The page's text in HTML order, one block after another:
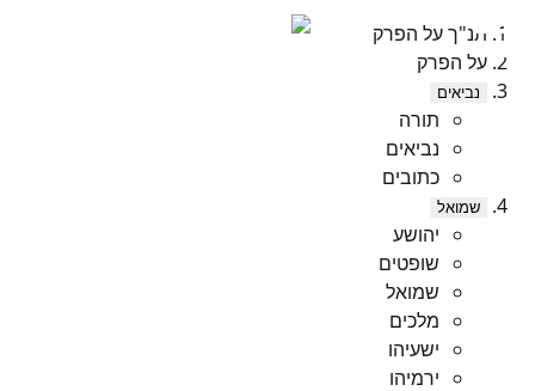
תנ"ך על הפרק
על הפרק
נביאים
תורה
נביאים
כתובים
שמואל
יהושע
שופטים
שמואל
מלכים
ישעיהו
ירמיהו